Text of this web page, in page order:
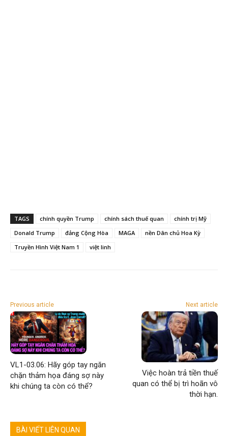
TAGS chính quyền Trump chính sách thuế quan
chính trị Mỹ
Donald Trump
đảng Cộng Hòa MAGA
nền Dân chủ Hoa Kỳ
Truyền Hình Việt Nam 1
việt linh
Previous article
VL1-03.06: Hãy góp tay ngăn
chặn thảm họa đáng sợ này
khi chúng ta còn có thể?
Next article
Việc hoàn trả tiền thuế
quan có thể bị trì hoãn vô
thời hạn.
BÀI VIẾT LIÊN QUAN